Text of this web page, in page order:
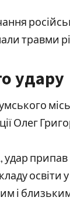
травми
удару
Олег
припав
освіти
і